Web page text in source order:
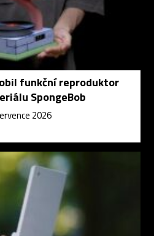
funkční reproduktor
SpongeBob
2026